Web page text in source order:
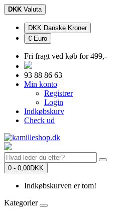
DKK Valuta
DKK Danske Kroner
€ Euro
Fri fragt ved køb for 499,-
93 88 86 63
Min konto
Registrer
Login
Indkøbskurv
Check ud
0 - 0,00DKK
Indkøbskurven er tom!
Kategorier